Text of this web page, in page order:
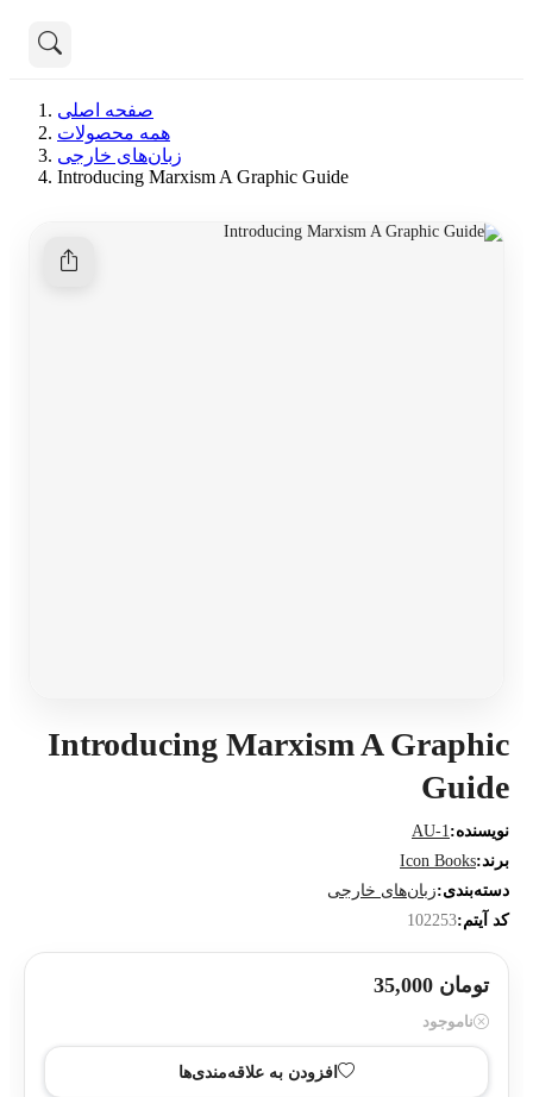
دسته بندی
صفحه اصلی
همه محصولات
زبان‌های خارجی
Introducing Marxism A Graphic Guide
Introducing Marxism A Graphic
Guide
نویسنده:AU-1
برند:Icon Books
دسته‌بندی:زبان‌های خارجی
کد آیتم:102253
تومان 35,000
ناموجود
افزودن به علاقه‌مندی‌ها